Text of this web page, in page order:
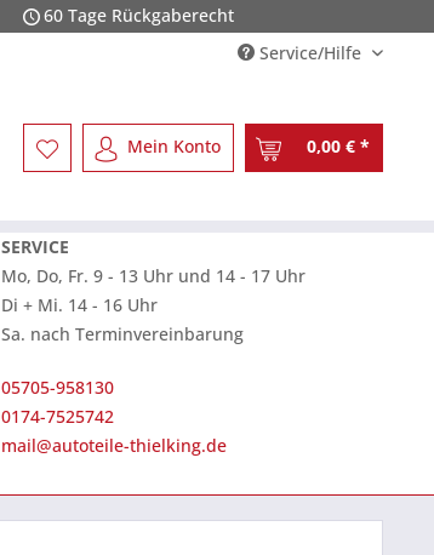
60 Tage Rückgaberecht
Service/Hilfe
Mein Konto 0,00 € *
SERVICE
Mo, Do, Fr. 9 - 13 Uhr und 14 - 17 Uhr
Di + Mi. 14 - 16 Uhr
Sa. nach Terminvereinbarung
05705-958130
0174-7525742
mail@autoteile-thielking.de